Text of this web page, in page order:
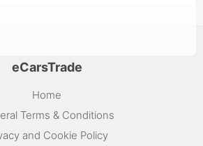
eCarsTrade
Home
Terms & Conditions
and Cookie Policy